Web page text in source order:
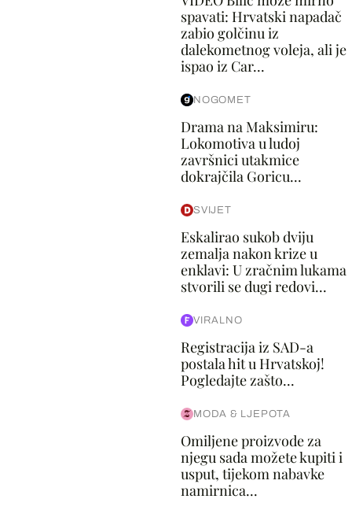
spavati: Hrvatski napadač
zabio golčinu iz
dalekometnog voleja, ali je
ispao iz Car...
NOGOMET
Drama na Maksimiru:
Lokomotiva u ludoj
završnici utakmice
dokrajčila Goricu...
SVIJET
Eskalirao sukob dviju
zemalja nakon krize u
enklavi: U zračnim lukama
stvorili se dugi redovi...
VIRALNO
Registracija iz SAD-a
postala hit u Hrvatskoj!
Pogledajte zašto...
MODA & LJEPOTA
Omiljene proizvode za
njegu sada možete kupiti i
usput, tijekom nabavke
namirnica...